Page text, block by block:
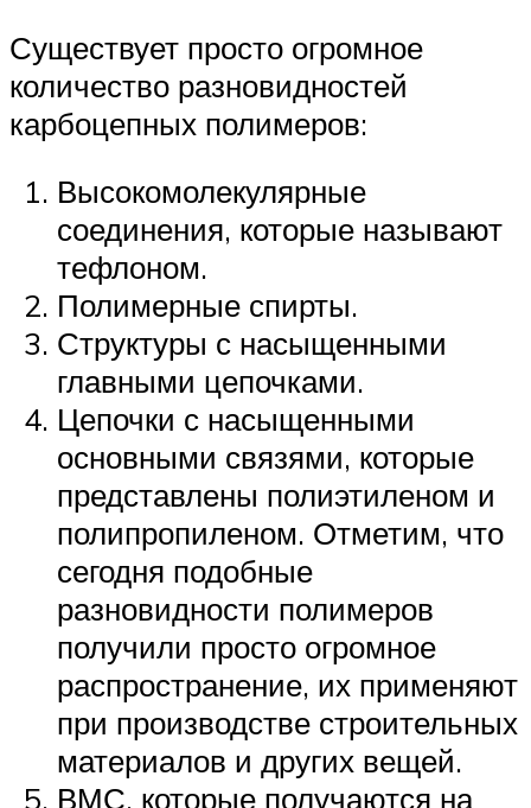
Существует просто огромное
количество разновидностей
карбоцепных полимеров:
Высокомолекулярные
соединения, которые называют
тефлоном.
Полимерные спирты.
Структуры с насыщенными
главными цепочками.
Цепочки с насыщенными
основными связями, которые
представлены полиэтиленом и
полипропиленом. Отметим, что
сегодня подобные
разновидности полимеров
получили просто огромное
распространение, их применяют
при производстве строительных
материалов и других вещей.
ВМС, которые получаются на